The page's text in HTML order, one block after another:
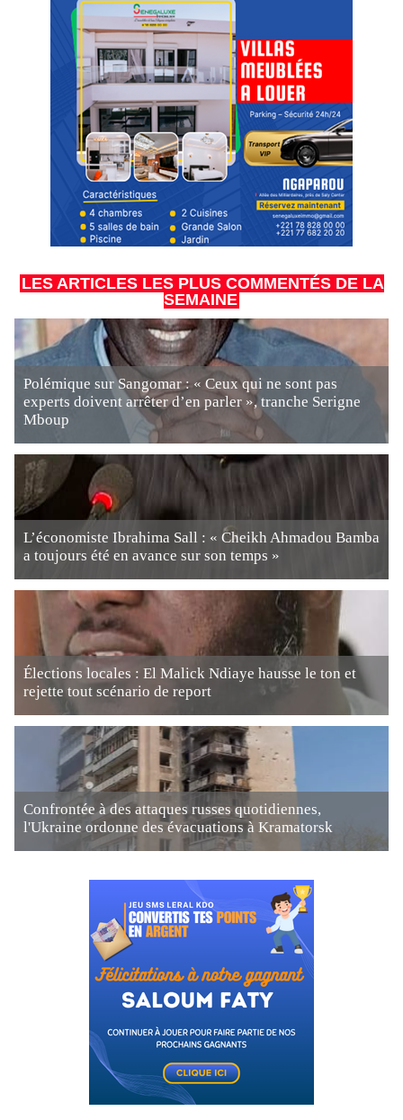
LES ARTICLES LES PLUS COMMENTÉS DE LA
SEMAINE
Polémique sur Sangomar : « Ceux qui ne sont pas
experts doivent arrêter d’en parler », tranche Serigne
Mboup
L’économiste Ibrahima Sall : « Cheikh Ahmadou Bamba
a toujours été en avance sur son temps »
Élections locales : El Malick Ndiaye hausse le ton et
rejette tout scénario de report
Confrontée à des attaques russes quotidiennes,
l'Ukraine ordonne des évacuations à Kramatorsk